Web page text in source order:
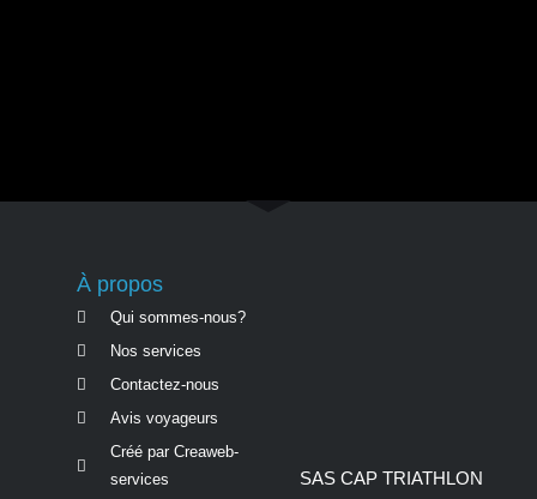
À propos
Qui sommes-nous?
Nos services
Contactez-nous
Avis voyageurs
Créé par Creaweb-
services
SAS CAP TRIATHLON